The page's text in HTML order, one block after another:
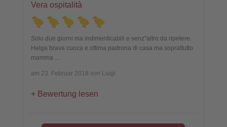
Vera ospitalità
Solo due giorni ma indimenticabili e senz''altro da ripetere.
Helga brava cuoca e ottima padrona di casa ma soprattutto
mamma ...
am 23. Februar 2018 von Luigi
Bewertung lesen